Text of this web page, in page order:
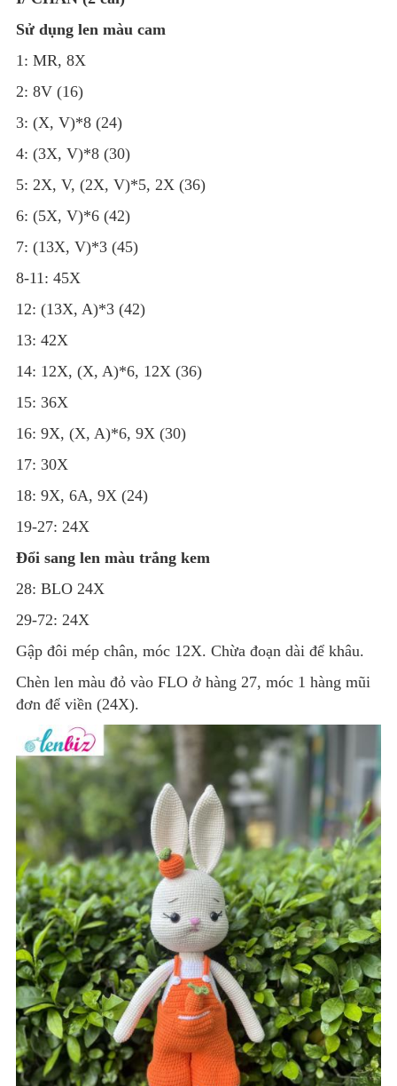
Sử dụng len màu cam
1: MR, 8X
2: 8V (16)
3: (X, V)*8 (24)
4: (3X, V)*8 (30)
5: 2X, V, (2X, V)*5, 2X (36)
6: (5X, V)*6 (42)
7: (13X, V)*3 (45)
8-11: 45X
12: (13X, A)*3 (42)
13: 42X
14: 12X, (X, A)*6, 12X (36)
15: 36X
16: 9X, (X, A)*6, 9X (30)
17: 30X
18: 9X, 6A, 9X (24)
19-27: 24X
Đổi sang len màu trắng kem
28: BLO 24X
29-72: 24X
Gập đôi mép chân, móc 12X. Chừa đoạn dài để khâu.
Chèn len màu đỏ vào FLO ở hàng 27, móc 1 hàng mũi
đơn để viền (24X).